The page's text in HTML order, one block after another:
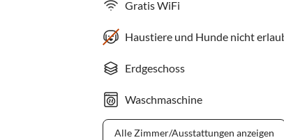
Gratis WiFi
Haustiere und Hunde nicht
Erdgeschoss
Waschmaschine
Alle Zimmer/Ausstattungen anzeigen